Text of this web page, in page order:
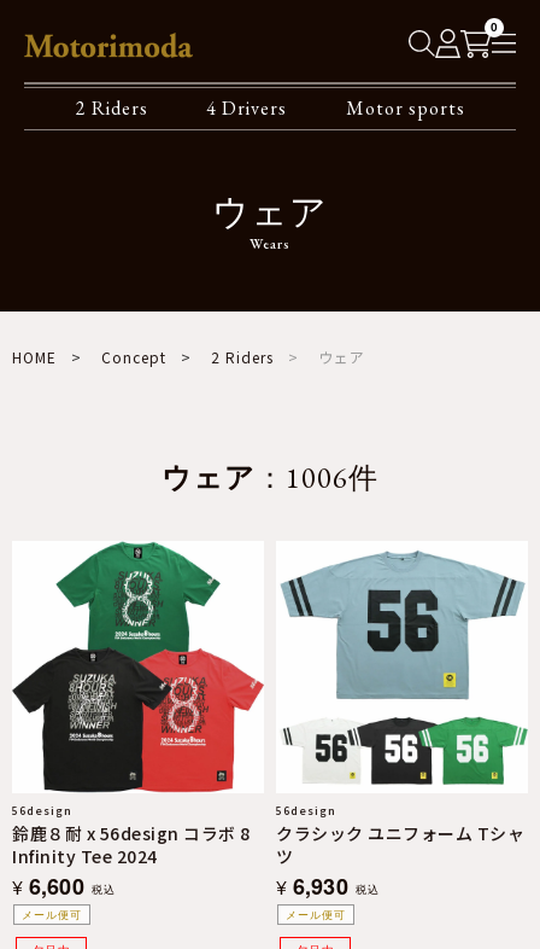
0
2 Riders 4 Drivers Motor sports
ウェア
Wears
HOME Concept 2 Riders ウェア
ウェア ：1006件
メール便可
56design
鈴鹿８耐 x 56design コラボ 8
Infinity Tee 2024
¥ 6,600 税込
メール便可
56design
クラシック ユニフォーム Tシャ
ツ
¥ 6,930 税込